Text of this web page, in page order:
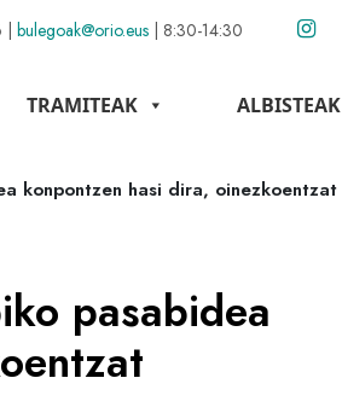
| bulegoak@orio.eus | 8:30-14:30
TRAMITEAK ALBISTEAK
konpontzen hasi dira, oinezkoentzat
pasabidea